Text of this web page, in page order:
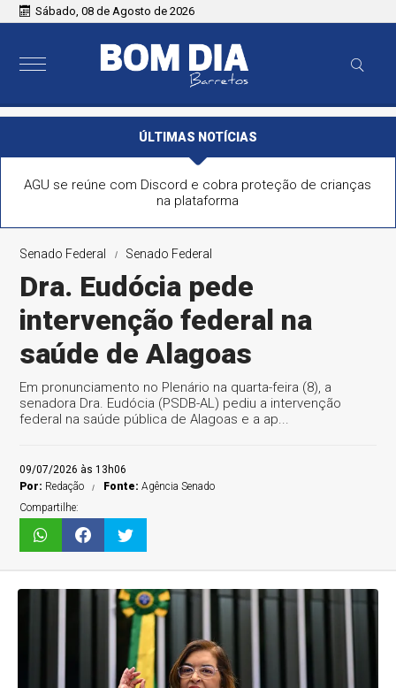
Sábado, 08 de Agosto de 2026
ÚLTIMAS NOTÍCIAS
AGU se reúne com Discord e cobra proteção de crianças
na plataforma
Senado Federal Senado Federal
Dra. Eudócia pede
intervenção federal na
saúde de Alagoas
Em pronunciamento no Plenário na quarta-feira (8), a
senadora Dra. Eudócia (PSDB-AL) pediu a intervenção
federal na saúde pública de Alagoas e a ap...
09/07/2026 às 13h06
Por: Redação Fonte:Agência Senado
Compartilhe: